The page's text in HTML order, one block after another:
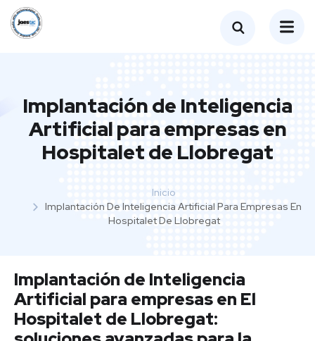
Implantación de Inteligencia
Artificial para empresas en
Hospitalet de Llobregat
Inicio
Implantación De Inteligencia Artificial Para Empresas En
Hospitalet De Llobregat
Implantación de Inteligencia
Artificial para empresas en El
Hospitalet de Llobregat: